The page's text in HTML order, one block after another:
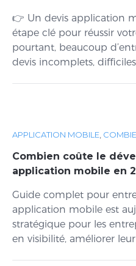
👉 Un devis application
étape clé pour réussir
pourtant, beaucoup
devis incomplets, difficiles
APPLICATION MOBILE,
Combien coûte le
application mobile en
Guide complet pour
application mobile est
stratégique pour les
en visibilité, améliorer